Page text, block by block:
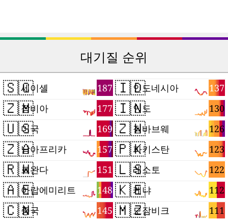
대기질 순위
🇸🇨 187
세이셸
🇿🇲 177
잠비아
🇺🇸 169
미국
🇿🇦 157
남아프리카
🇷🇼 151
르완다
🇦🇪 148
아랍에미리트
🇨🇳 145
중국
🇮🇩 137
인도네시아
🇮🇳 130
인도
🇿🇼 126
짐바브웨
🇵🇰 123
파키스탄
🇱🇸 122
레소토
🇰🇪 112
케냐
🇲🇿 111
모잠비크